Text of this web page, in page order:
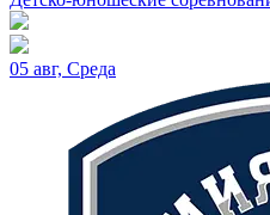
05 авг, Среда